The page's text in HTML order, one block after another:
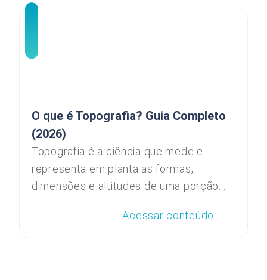
O que é Topografia? Guia Completo
(2026)
Topografia é a ciência que mede e
representa em planta as formas,
dimensões e altitudes de uma porção...
Acessar conteúdo